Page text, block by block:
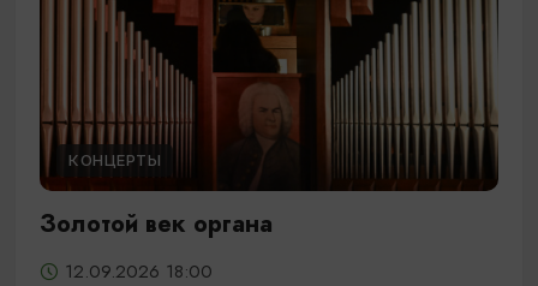
КОНЦЕРТЫ
Золотой век органа
12.09.2026 18:00